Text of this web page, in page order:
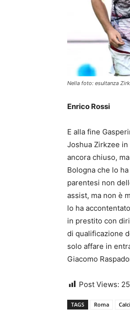
Nella foto: esultanza
Enrico Rossi
E alla fine
Joshua Zirkzee
ancora chiuso,
Bologna che lo
parentesi non
assist, ma non è
lo ha
in prestito con
di qualificazione
solo affare in
Giacomo
Post Views: 25
TAGS Roma